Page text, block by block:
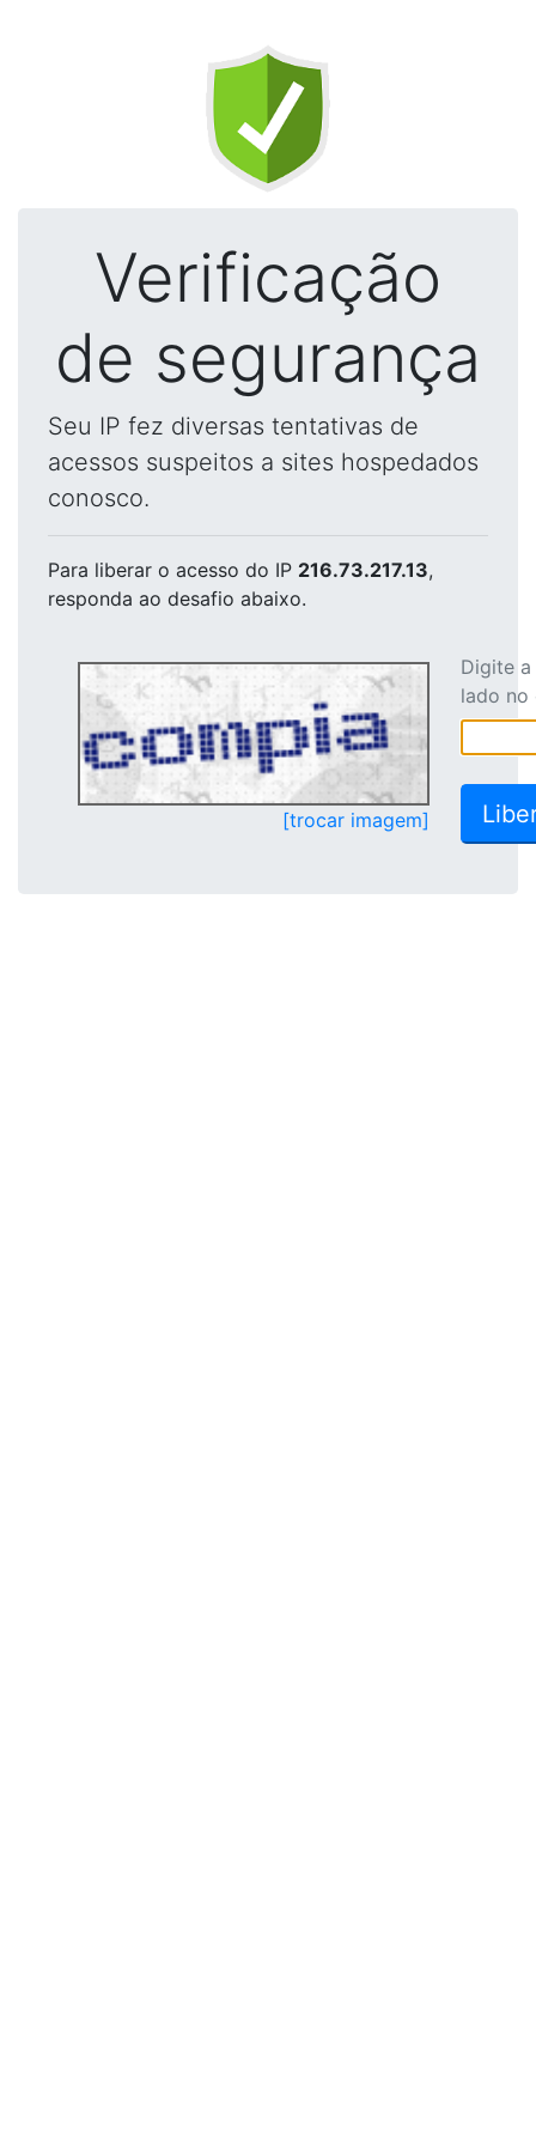
Verificação
de segurança
Seu IP fez diversas tentativas de
acessos suspeitos a sites hospedados
conosco.
Para liberar o acesso do IP 216.73.217.13,
responda ao desafio abaixo.
[trocar imagem]
Digite
lado no